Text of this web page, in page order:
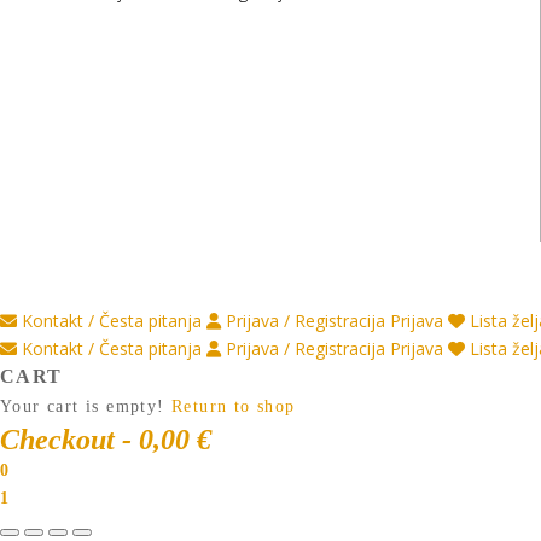
Kontakt / Česta pitanja Prijava / Registracija Prijava
Lista
Kontakt / Česta pitanja
Prijava / Registracija Prijava Lista
CART
Your cart is empty! Return to shop
Checkout - 0,00 €
0
1